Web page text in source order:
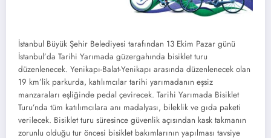
İstanbul Büyük Şehir Belediyesi tarafından 13 Ekim Pazar günü
İstanbul’da Tarihi Yarımada güzergahında bisiklet turu
düzenlenecek. Yenikapı-Balat-Yenikapı arasında düzenlenecek olan
19 km’lik parkurda, katılımcılar tarihi yarımadanın eşsiz
manzaraları eşliğinde pedal çevirecek. Tarihi Yarımada Bisiklet
Turu’nda tüm katılımcılara anı madalyası, bileklik ve gıda paketi
verilecek. Bisiklet turu süresince güvenlik açısından kask takmanın
zorunlu olduğu tur öncesi bisiklet bakımlarının yapılması tavsiye